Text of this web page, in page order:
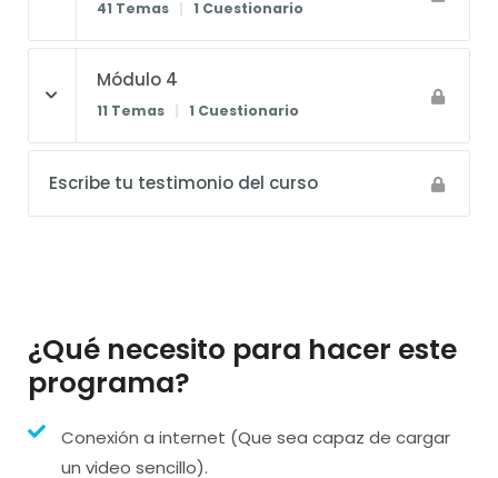
41 Temas | 1 Cuestionario
Módulo 4
11 Temas | 1 Cuestionario
Escribe tu testimonio del curso
¿Qué necesito para hacer este
programa?
Conexión a internet (Que sea capaz de cargar
un video sencillo).